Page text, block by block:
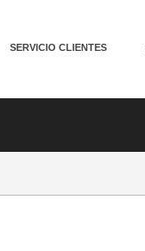
SERVICIO CLIENTES